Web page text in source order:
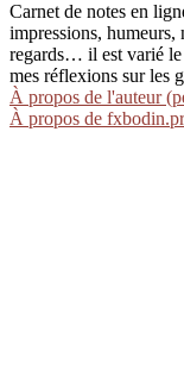
Carnet de notes en
impressions, humeurs,
regards… il est varié
mes réflexions sur les
À propos de l'auteur
À propos de